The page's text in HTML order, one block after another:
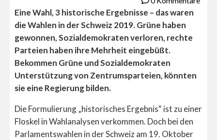
Eine Wahl, 3 historische Ergebnisse – das waren
die Wahlen in der Schweiz 2019. Grüne haben
gewonnen, Sozialdemokraten verloren, rechte
Parteien haben ihre Mehrheit eingebüßt.
Bekommen Grüne und Sozialdemokraten
Unterstützung von Zentrumsparteien, könnten
sie eine Regierung bilden.
Die Formulierung „historisches Ergebnis“ ist zu einer
Floskel in Wahlanalysen verkommen. Doch bei den
Parlamentswahlen in der Schweiz am 19. Oktober